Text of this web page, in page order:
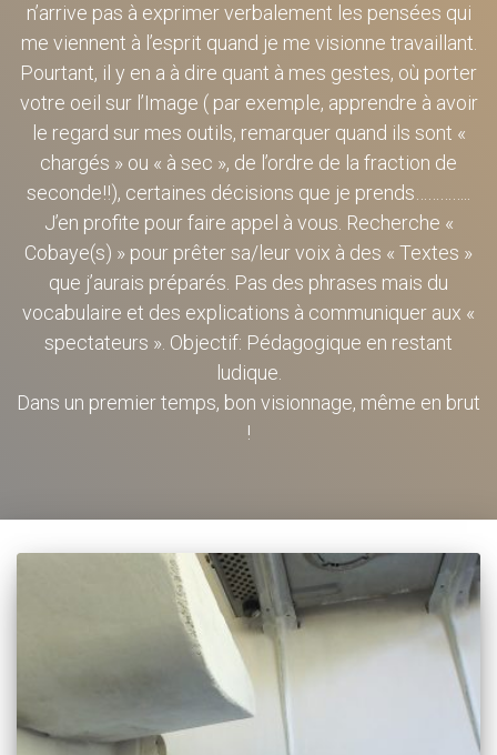
n’arrive pas à exprimer verbalement les pensées qui
me viennent à l’esprit quand je me visionne travaillant.
Pourtant, il y en a à dire quant à mes gestes, où porter
votre oeil sur l’Image ( par exemple, apprendre à avoir
le regard sur mes outils, remarquer quand ils sont «
chargés » ou « à sec », de l’ordre de la fraction de
seconde!!), certaines décisions que je prends…………..
J’en profite pour faire appel à vous. Recherche «
Cobaye(s) » pour prêter sa/leur voix à des « Textes »
que j’aurais préparés. Pas des phrases mais du
vocabulaire et des explications à communiquer aux «
spectateurs ». Objectif: Pédagogique en restant
ludique.
Dans un premier temps, bon visionnage, même en brut
!